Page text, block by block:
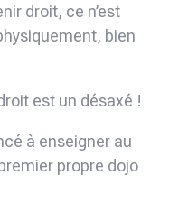
droit, ce n’est
bien
est un désaxé !
à enseigner au
propre dojo